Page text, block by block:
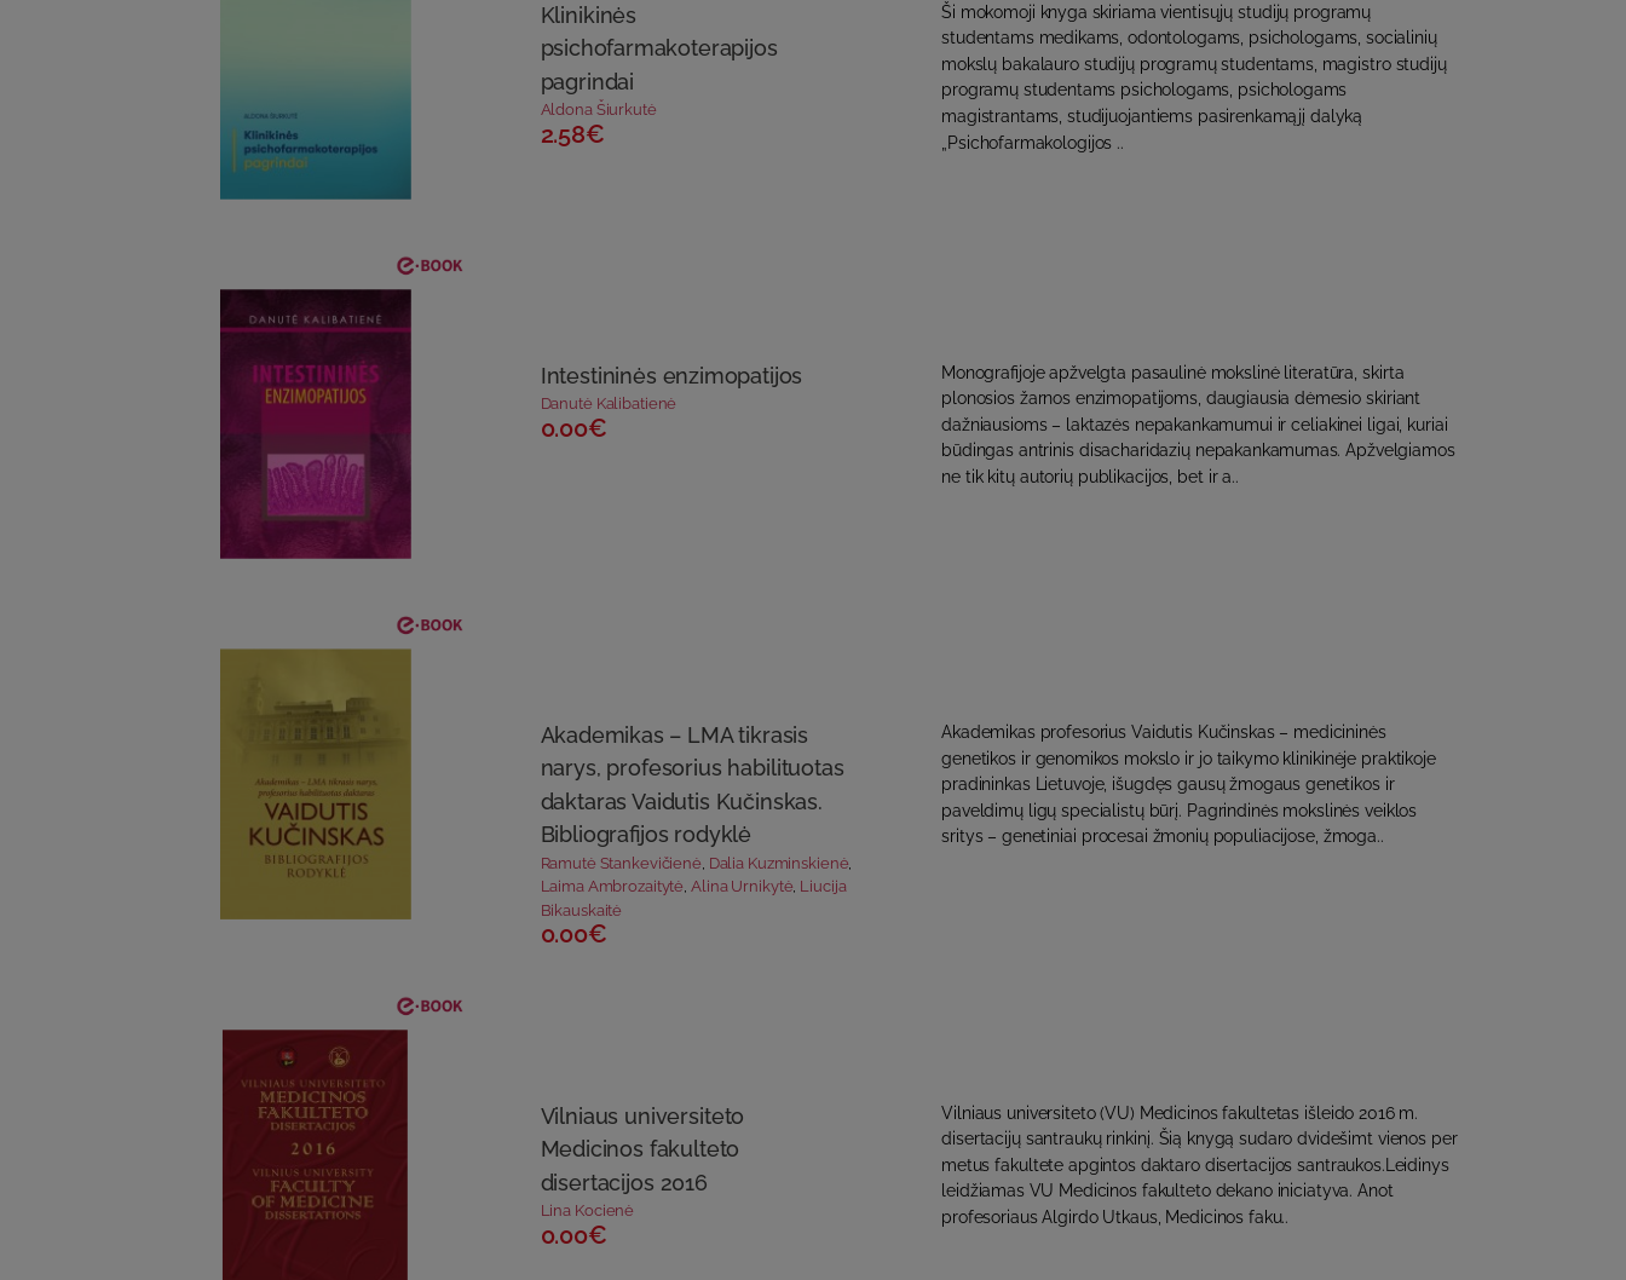
Klinikinės
psichofarmakoterapijos
pagrindai
Aldona Šiurkutė
2.58€
Ši mokomoji knyga skiriama vientisųjų studijų programų
studentams medikams, odontologams, psichologams, socialinių
mokslų bakalauro studijų programų studentams, magistro studijų
programų studentams psichologams, psichologams
magistrantams, studijuojantiems pasirenkamąjį dalyką
„Psichofarmakologijos ..
Intestininės enzimopatijos
Danutė Kalibatienė
0.00€
Monografijoje apžvelgta pasaulinė mokslinė literatūra, skirta
plonosios žarnos enzimopatijoms, daugiausia dėmesio skiriant
dažniausioms – laktazės nepakankamumui ir celiakinei ligai, kuriai
būdingas antrinis disacharidazių nepakankamumas. Apžvelgiamos
ne tik kitų autorių publikacijos, bet ir a..
Akademikas – LMA tikrasis
narys, profesorius habilituotas
daktaras Vaidutis Kučinskas.
Bibliografijos rodyklė
Ramutė Stankevičienė Dalia Kuzminskienė
Laima Ambrozaitytė,Alina Urnikytė, Liucija
Bikauskaitė
0.00€
Akademikas profesorius Vaidutis Kučinskas – medicininės
genetikos ir genomikos mokslo ir jo taikymo klinikinėje praktikoje
pradininkas Lietuvoje, išugdęs gausų žmogaus genetikos ir
paveldimų ligų specialistų būrį. Pagrindinės mokslinės veiklos
sritys – genetiniai procesai žmonių populiacijose, žmoga..
Vilniaus universiteto
Medicinos fakulteto
disertacijos 2016
Lina Kocienė
0.00€
Vilniaus universiteto (VU) Medicinos fakultetas išleido 2016 m.
disertacijų santraukų rinkinį. Šią knygą sudaro dvidešimt vienos per
metus fakultete apgintos daktaro disertacijos santraukos.Leidinys
leidžiamas VU Medicinos fakulteto dekano iniciatyva. Anot
profesoriaus Algirdo Utkaus, Medicinos faku..